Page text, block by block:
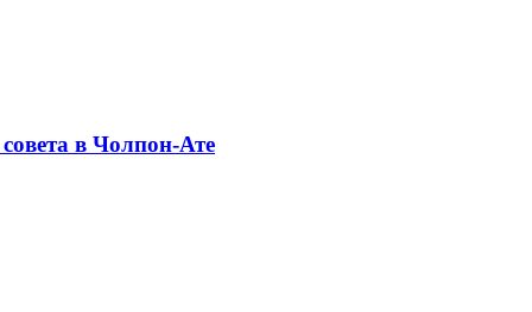
в Чолпон-Ате